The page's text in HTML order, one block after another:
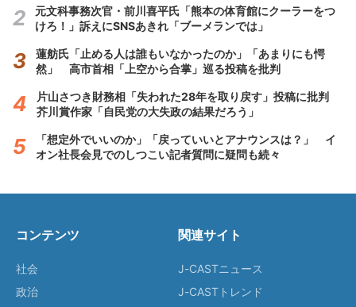
元文科事務次官・前川喜平氏「熊本の体育館にクーラーをつ
けろ！」訴えにSNSあきれ「ブーメランでは」
蓮舫氏「止める人は誰もいなかったのか」「あまりにも愕
然」 高市首相「上空から合掌」巡る投稿を批判
片山さつき財務相「失われた28年を取り戻す」投稿に批判
芥川賞作家「自民党の大失政の結果だろう」
「想定外でいいのか」「戻っていいとアナウンスは？」 イ
オン社長会見でのしつこい記者質問に疑問も続々
コンテンツ
社会
政治
関連サイト
J-CASTニュース
J-CASTトレンド